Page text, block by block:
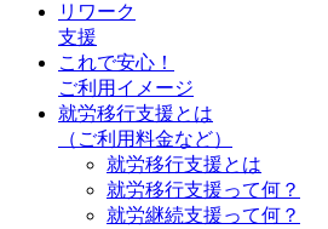
リワーク
支援
これで安心！
ご利用イメージ
就労移行支援とは
（ご利用料金など）
就労移行支援とは
就労移行支援って何？
就労継続支援って何？